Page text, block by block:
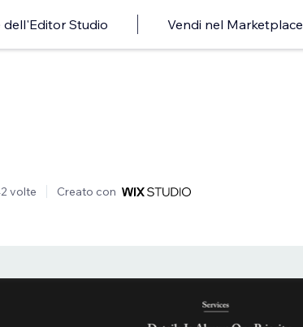
dell'Editor Studio Vendi nel Marketplace
volte Creato con